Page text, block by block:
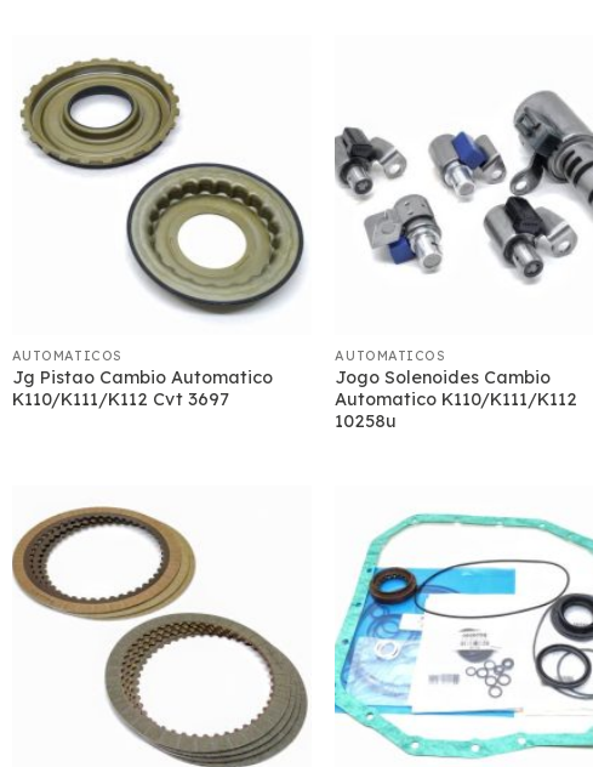
AUTOMATICOS
Jg Pistao Cambio Automatico
K110/K111/K112 Cvt 3697
AUTOMATICOS
Jogo Solenoides Cambio
Automatico K110/K111/K112
10258u